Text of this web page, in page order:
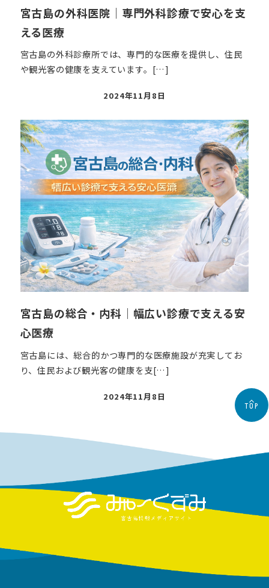
宮古島の外科医院｜専門外科診療で安心を支
える医療
宮古島の外科診療所では、専門的な医療を提供し、住民
や観光客の健康を支えています。[…]
投
日
2024年11月8日
宮古島の総合・内科｜幅広い診療で支える安
心医療
宮古島には、総合的かつ専門的な医療施設が充実してお
り、住民および観光客の健康を支[…]
投
2024年11月8日
TOP